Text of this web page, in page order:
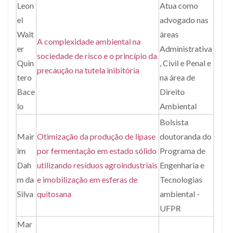
Leon
el
Walt
er
Quin
tero
Bace
lo
A complexidade ambiental na
sociedade de risco e o princípio da
precaução na tutela inibitória
Atua como
advogado nas
áreas
Administrativa
, Civil e Penal e
na área de
Direito
Ambiental
Mair
im
Dah
m da
Silva
Otimização da produção de lipase
por fermentação em estado sólido
utilizando resíduos agroindustriais
e imobilização em esferas de
quitosana
Bolsista
doutoranda do
Programa de
Engenharia e
Tecnologias
ambiental -
UFPR
Mar